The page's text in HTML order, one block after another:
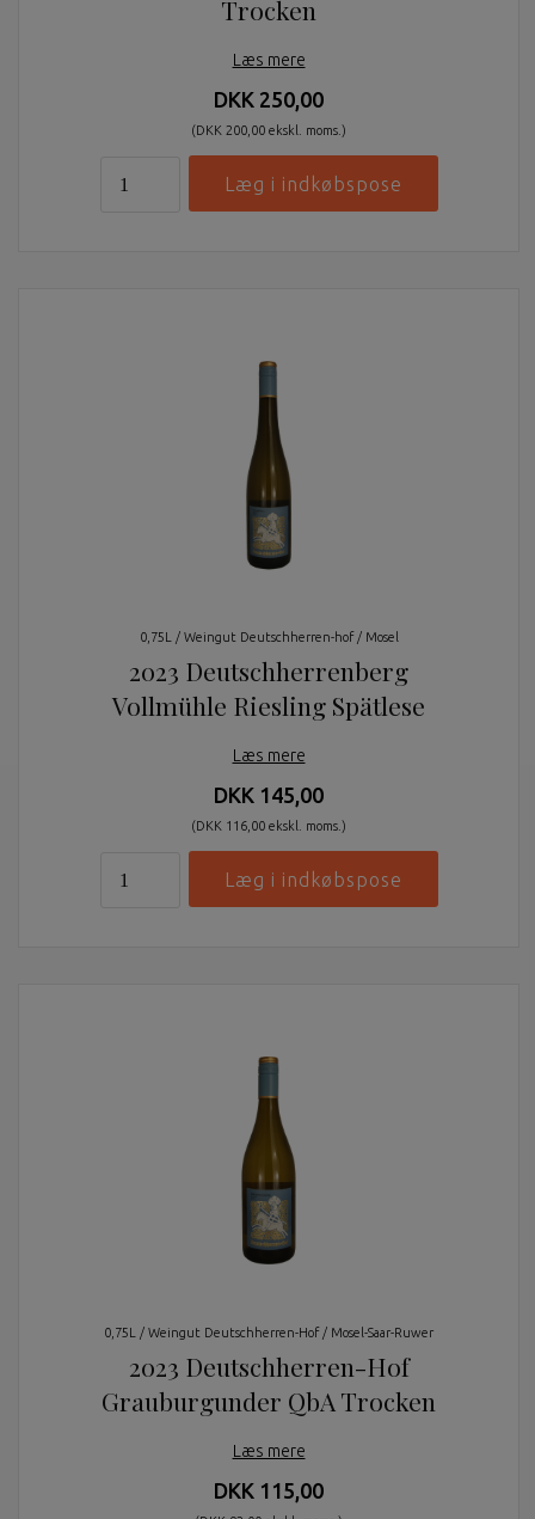
Trocken
Læs mere
DKK 250,00
(DKK 200,00 ekskl. moms.)
0,75L / Weingut Deutschherren-hof / Mosel
2023 Deutschherrenberg
Vollmühle Riesling Spätlese
Læs mere
DKK 145,00
(DKK 116,00 ekskl. moms.)
0,75L / Weingut Deutschherren-Hof / Mosel-Saar-Ruwer
2023 Deutschherren-Hof
Grauburgunder QbA Trocken
Læs mere
DKK 115,00